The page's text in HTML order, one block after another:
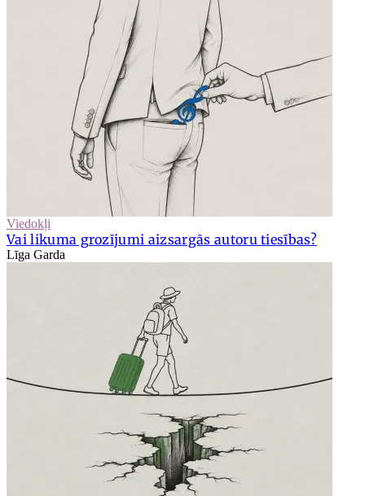
Viedokļi
Vai likuma grozījumi aizsargās autoru tiesības?
Līga Garda